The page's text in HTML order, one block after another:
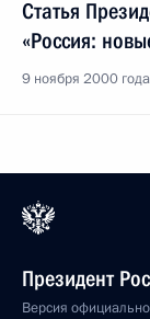
Статья
«Россия:
9 ноября 2000
Президент
Версия